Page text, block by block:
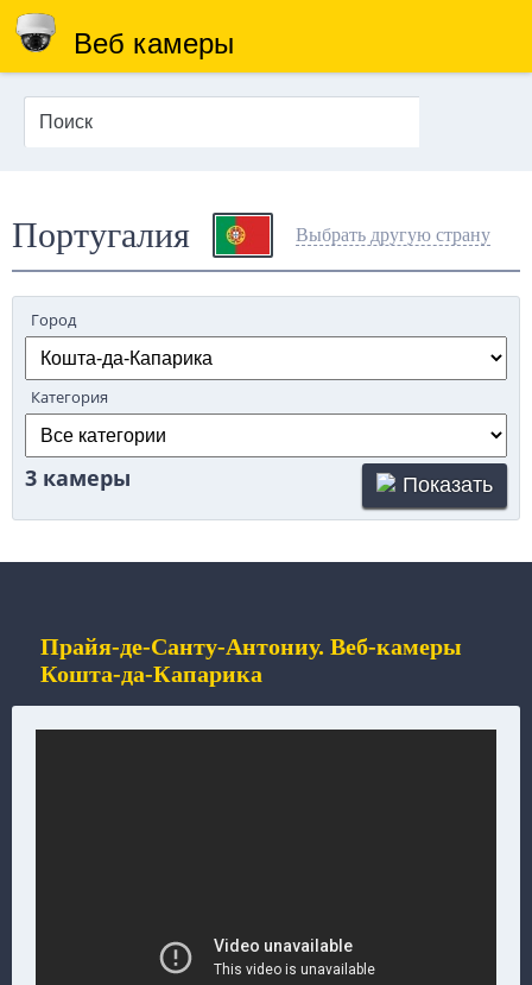
Веб камеры
Португалия Выбрать другую страну
Город
Категория
3 камеры Показать
Прайя-де-Санту-Антониу. Веб-камеры
Кошта-да-Капарика